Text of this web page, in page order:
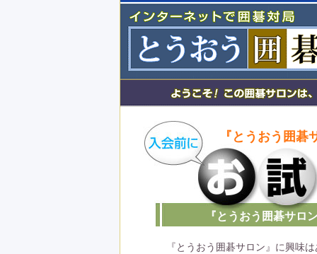
『とうおう囲
『とうおう囲碁サロ
『とうおう囲碁サロン』に興味